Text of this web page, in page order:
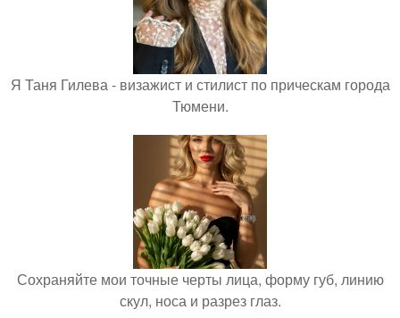
Я Таня Гилева - визажист и стилист по прическам города
Тюмени.
Сохраняйте мои точные черты лица, форму губ, линию
скул, носа и разрез глаз.